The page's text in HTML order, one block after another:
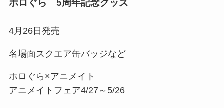
ホロぐら 5周年記念グッズ
4月26日発売
名場面スクエア缶バッジなど
ホロぐら×アニメイト
アニメイトフェア4/27～5/26